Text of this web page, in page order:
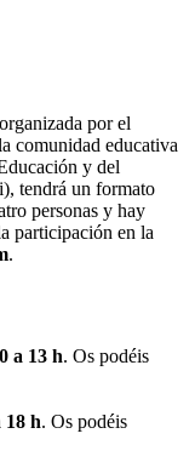
por el
comunidad educativa
y del
tendrá un formato
personas y hay
participación en la
.
a 13 h. Os podéis
18 h. Os podéis